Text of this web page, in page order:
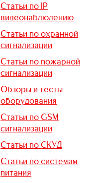
Статьи по IP
видеонаблюдению
Статьи по охранной
сигнализации
Статьи по пожарной
сигнализации
Обзоры и тесты
оборудования
Статьи по GSM
сигнализации
Статьи по СКУД
Статьи по системам
питания